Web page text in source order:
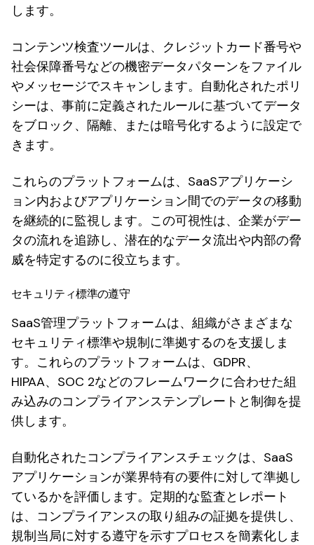
します。
コンテンツ検査ツールは、クレジットカード番号や
社会保障番号などの機密データパターンをファイル
やメッセージでスキャンします。自動化されたポリ
シーは、事前に定義されたルールに基づいてデータ
をブロック、隔離、または暗号化するように設定で
きます。
これらのプラットフォームは、SaaSアプリケーシ
ョン内およびアプリケーション間でのデータの移動
を継続的に監視します。この可視性は、企業がデー
タの流れを追跡し、潜在的なデータ流出や内部の脅
威を特定するのに役立ちます。
セキュリティ標準の遵守
SaaS管理プラットフォームは、組織がさまざまな
セキュリティ標準や規制に準拠するのを支援しま
す。これらのプラットフォームは、GDPR、
HIPAA、SOC 2などのフレームワークに合わせた組
み込みのコンプライアンステンプレートと制御を提
供します。
自動化されたコンプライアンスチェックは、SaaS
アプリケーションが業界特有の要件に対して準拠し
ているかを評価します。定期的な監査とレポート
は、コンプライアンスの取り組みの証拠を提供し、
規制当局に対する遵守を示すプロセスを簡素化しま